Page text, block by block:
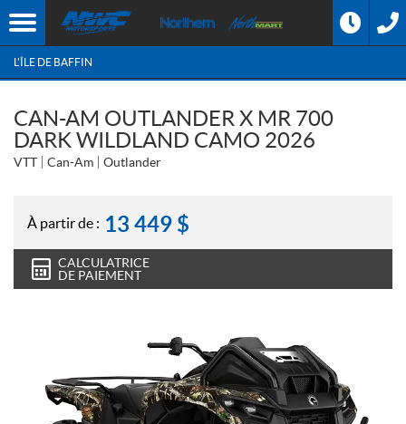
L'ÎLE DE BAFFIN
CAN-AM OUTLANDER X MR 700
DARK WILDLAND CAMO 2026
VTT Can-Am Outlander
À partir de : 13 449 $
CALCULATRICE
DE PAIEMENT